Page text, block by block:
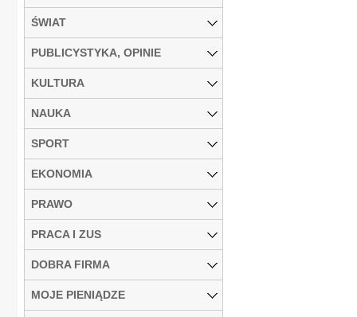
ŚWIAT
PUBLICYSTYKA, OPINIE
KULTURA
NAUKA
SPORT
EKONOMIA
PRAWO
PRACA I ZUS
DOBRA FIRMA
MOJE PIENIĄDZE